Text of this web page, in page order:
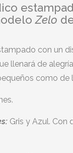
Zelo
con un
llenará de
como de
Gris y Azul. Con